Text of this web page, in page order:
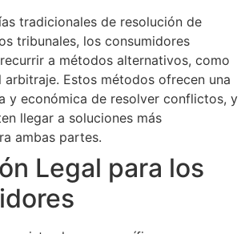
tradicionales de resolución de
tribunales, los consumidores
a métodos alternativos, como
arbitraje. Estos métodos ofrecen una
y económica de resolver conflictos, y
llegar a soluciones más
ambas partes.
Legal para los